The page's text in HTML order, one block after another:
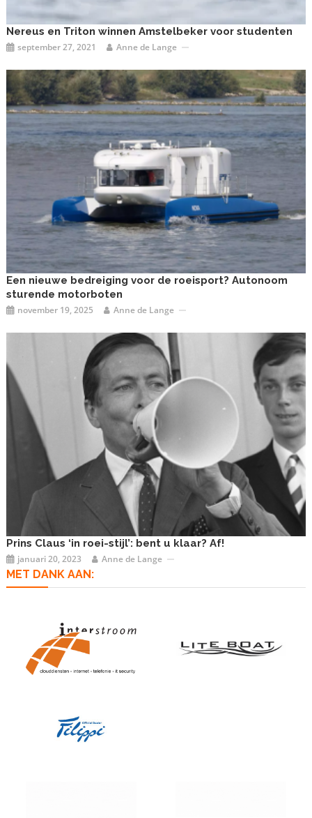
Nereus en Triton winnen Amstelbeker voor studenten
september 27, 2021 Anne de Lange
Een nieuwe bedreiging voor de roeisport? Autonoom
sturende motorboten
november 19, 2025 Anne de Lange
Prins Claus ‘in roei-stijl’: bent u klaar? Af!
januari 20, 2023 Anne de Lange
MET DANK AAN: